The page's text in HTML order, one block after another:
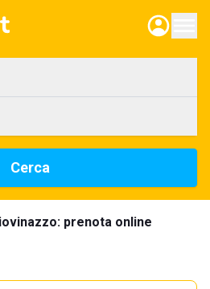
Cerca
prenota online